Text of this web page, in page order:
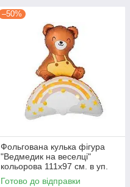
–50%
Фольгована кулька фігура
"Ведмедик на веселці"
кольорова 111х97 см. в уп.
(1шт.)
Готово до відправки